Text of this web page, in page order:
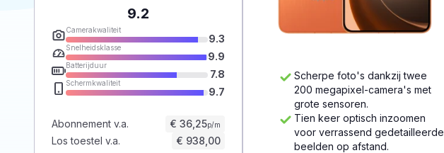
Scherpe foto's dankzij twee
200 megapixel-camera's met
grote sensoren.
Tien keer optisch inzoomen
voor verrassend gedetailleerde
beelden op afstand.
9.2
Camerakwaliteit
9.3
Snelheidsklasse
9.9
Batterijduur
7.8
Schermkwaliteit
9.7
Abonnement v.a. € 36,25p/m
Los toestel v.a. € 938,00